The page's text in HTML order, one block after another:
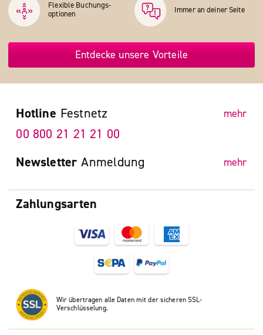
Flexible Buchungs­
optionen
Immer an deiner Seite
Entdecke unsere Vorteile
Zahlungsarten
Wir übertragen alle Daten mit der sicheren SSL-
Verschlüsselung.
Hotline Festnetz mehr
00 800 21 21 21 00
Newsletter Anmeldung mehr